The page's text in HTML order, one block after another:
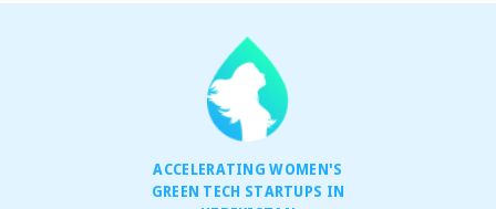
ACCELERATING WOMEN'S
GREEN TECH STARTUPS IN